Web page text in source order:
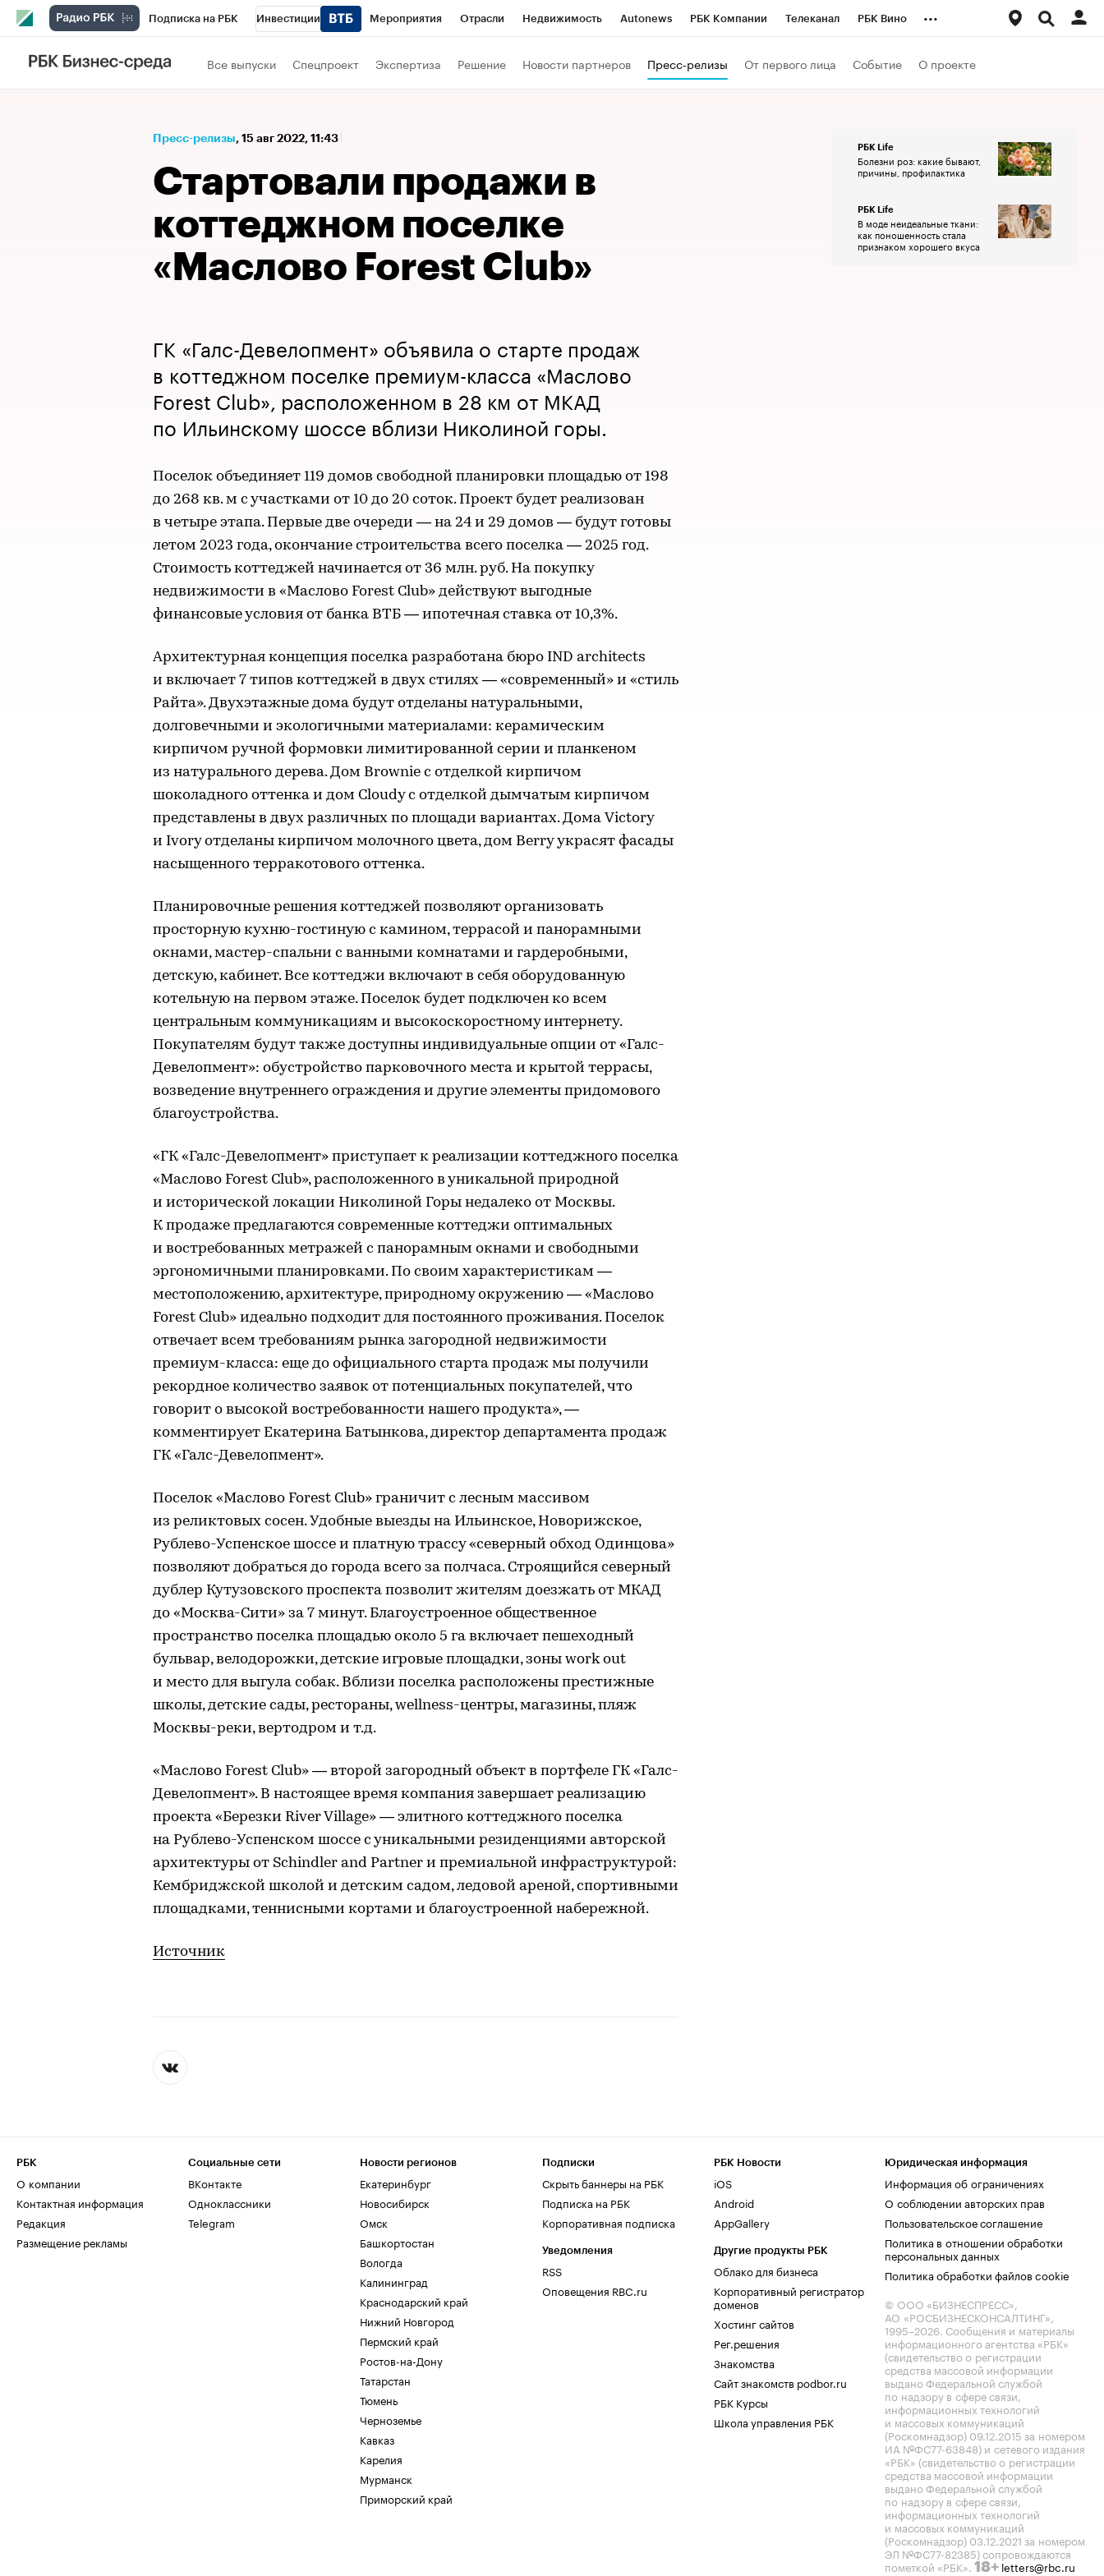
Подписка на РБК Инвестиции Мероприятия Отрасли Недвижимость Autonews РБК Компании Телеканал РБК Вино
Спорт
Технологии и медиа
...
Все выпуски Спецпроект Экспертиза Решение Новости партнеров Пресс-релизы От первого лица Событие О проекте
Пресс-релизы⁠, 15 авг 2022, 11:43
Стартовали продажи в
коттеджном поселке
«Маслово Forest Club»
ГК «Галс-Девелопмент» объявила о старте продаж
в коттеджном поселке премиум-класса «Маслово
Forest Club», расположенном в 28 км от МКАД
по Ильинскому шоссе вблизи Николиной горы.
Поселок объединяет 119 домов свободной планировки площадью от 198
до 268 кв. м с участками от 10 до 20 соток. Проект будет реализован
в четыре этапа. Первые две очереди — на 24 и 29 домов — будут готовы
летом 2023 года, окончание строительства всего поселка — 2025 год.
Стоимость коттеджей начинается от 36 млн. руб. На покупку
недвижимости в «Маслово Forest Club» действуют выгодные
финансовые условия от банка ВТБ — ипотечная ставка от 10,3%.
Архитектурная концепция поселка разработана бюро IND architects
и включает 7 типов коттеджей в двух стилях — «современный» и «стиль
Райта». Двухэтажные дома будут отделаны натуральными,
долговечными и экологичными материалами: керамическим
кирпичом ручной формовки лимитированной серии и планкеном
из натурального дерева. Дом Brownie с отделкой кирпичом
шоколадного оттенка и дом Cloudy с отделкой дымчатым кирпичом
представлены в двух различных по площади вариантах. Дома Victory
и Ivory отделаны кирпичом молочного цвета, дом Berry украсят фасады
насыщенного терракотового оттенка.
Планировочные решения коттеджей позволяют организовать
просторную кухню-гостиную с камином, террасой и панорамными
окнами, мастер-спальни с ванными комнатами и гардеробными,
детскую, кабинет. Все коттеджи включают в себя оборудованную
котельную на первом этаже. Поселок будет подключен ко всем
центральным коммуникациям и высокоскоростному интернету.
Покупателям будут также доступны индивидуальные опции от «Галс-
Девелопмент»: обустройство парковочного места и крытой террасы,
возведение внутреннего ограждения и другие элементы придомового
благоустройства.
«ГК «Галс-Девелопмент» приступает к реализации коттеджного поселка
«Маслово Forest Club», расположенного в уникальной природной
и исторической локации Николиной Горы недалеко от Москвы.
К продаже предлагаются современные коттеджи оптимальных
и востребованных метражей с панорамным окнами и свободными
эргономичными планировками. По своим характеристикам —
местоположению, архитектуре, природному окружению — «Маслово
Forest Club» идеально подходит для постоянного проживания. Поселок
отвечает всем требованиям рынка загородной недвижимости
премиум-класса: еще до официального старта продаж мы получили
рекордное количество заявок от потенциальных покупателей, что
говорит о высокой востребованности нашего продукта», —
комментирует Екатерина Батынкова, директор департамента продаж
ГК «Галс-Девелопмент».
Поселок «Маслово Forest Club» граничит с лесным массивом
из реликтовых сосен. Удобные выезды на Ильинское, Новорижское,
Рублево-Успенское шоссе и платную трассу «северный обход Одинцова»
позволяют добраться до города всего за полчаса. Строящийся северный
дублер Кутузовского проспекта позволит жителям доезжать от МКАД
до «Москва-Сити» за 7 минут. Благоустроенное общественное
пространство поселка площадью около 5 га включает пешеходный
бульвар, велодорожки, детские игровые площадки, зоны work out
и место для выгула собак. Вблизи поселка расположены престижные
школы, детские сады, рестораны, wellness-центры, магазины, пляж
Москвы-реки, вертодром и т.д.
«Маслово Forest Club» — второй загородный объект в портфеле ГК «Галс-
Девелопмент». В настоящее время компания завершает реализацию
проекта «Березки River Village» — элитного коттеджного поселка
на Рублево-Успенском шоссе с уникальными резиденциями авторской
архитектуры от Schindler and Partner и премиальной инфраструктурой:
Кембриджской школой и детским садом, ледовой ареной, спортивными
площадками, теннисными кортами и благоустроенной набережной.
Источник
РБК Life
Болезни роз: какие бывают,
причины, профилактика
РБК Life
В моде неидеальные ткани:
как поношенность стала
признаком хорошего вкуса
РБК
О компании
Контактная информация
Редакция
Размещение рекламы
Социальные сети
ВКонтакте
Одноклассники
Telegram
Новости регионов
Екатеринбург
Новосибирск
Омск
Башкортостан
Вологда
Калининград
Краснодарский край
Нижний Новгород
Пермский край
Ростов-на-Дону
Татарстан
Тюмень
Черноземье
Кавказ
Карелия
Мурманск
Приморский край
Подписки
Скрыть баннеры на РБК
Подписка на РБК
Корпоративная подписка
Уведомления
RSS
Оповещения RBC.ru
РБК Новости
iOS
Android
AppGallery
Другие продукты РБК
Облако для бизнеса
Корпоративный регистратор
доменов
Хостинг сайтов
Рег.решения
Знакомства
Сайт знакомств podbor.ru
РБК Курсы
Школа управления РБК
Юридическая информация
Информация об ограничениях
О соблюдении авторских прав
Пользовательское соглашение
Политика в отношении обработки
персональных данных
Политика обработки файлов cookie
© ООО «БИЗНЕСПРЕСС»,
АО «РОСБИЗНЕСКОНСАЛТИНГ»,
1995–2026. Сообщения и материалы
информационного агентства «РБК»
(свидетельство о регистрации
средства массовой информации
выдано Федеральной службой
по надзору в сфере связи,
информационных технологий
и массовых коммуникаций
(Роскомнадзор) 09.12.2015 за номером
ИА №ФС77-63848) и сетевого издания
«РБК» (свидетельство о регистрации
средства массовой информации
выдано Федеральной службой
по надзору в сфере связи,
информационных технологий
и массовых коммуникаций
(Роскомнадзор) 03.12.2021 за номером
ЭЛ №ФС77-82385) сопровождаются
пометкой «РБК». 18+ letters@rbc.ru